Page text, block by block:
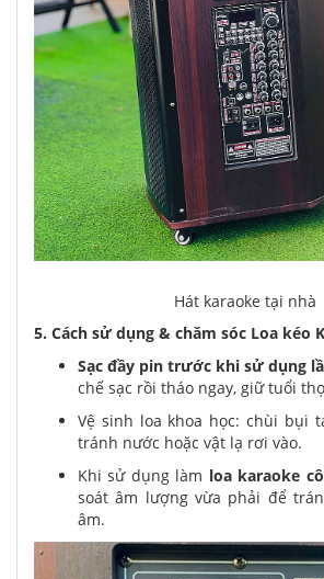
Hát karaoke tại nhà
5. Cách sử dụng & chăm sóc Loa kéo
Sạc đầy pin trước khi sử dụng
chế sạc rồi tháo ngay, giữ tuổi
Vệ sinh loa khoa học: chùi bụi
tránh nước hoặc vật lạ rơi vào.
Khi sử dụng làm loa karaoke
soát âm lượng vừa phải để
âm.